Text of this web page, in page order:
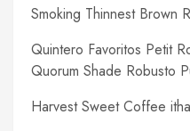
Smoking Thinnest Brown
Quintero Favoritos Petit
Quorum Shade Robusto
Harvest Sweet Coffee